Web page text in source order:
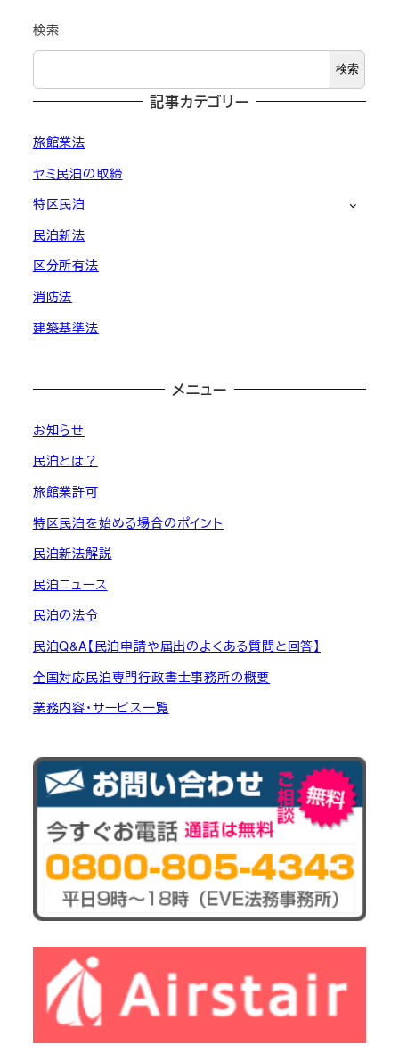
検索
検索
記事カテゴリー
旅館業法
ヤミ民泊の取締
特区民泊
民泊新法
区分所有法
消防法
建築基準法
メニュー
お知らせ
民泊とは？
旅館業許可
特区民泊を始める場合のポイント
民泊新法解説
民泊ニュース
民泊の法令
民泊Q&A【民泊申請や届出のよくある質問と回答】
全国対応民泊専門行政書士事務所の概要
業務内容・サービス一覧